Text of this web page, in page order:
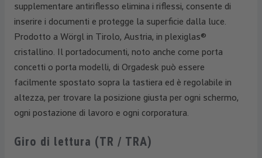
supplementare antiriflesso elimina i riflessi, consente di
inserire i documenti e protegge la superficie dalla luce.
Prodotto a Wörgl in Tirolo, Austria, in plexiglas®
cristallino. Il portadocumenti, noto anche come porta
concetti o porta modelli, di Orgadesk può essere
facilmente spostato sopra la tastiera ed è regolabile in
altezza, per trovare la posizione giusta per ogni schermo,
ogni postazione di lavoro e ogni corporatura.
Giro di lettura (TR / TRA)